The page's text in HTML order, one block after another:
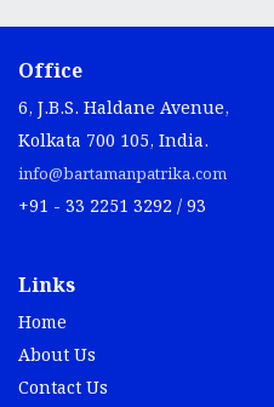
Office
6, J.B.S. Haldane Avenue,
Kolkata 700 105, India.
info@bartamanpatrika.com
+91 - 33 2251 3292 / 93
Links
Home
About Us
Contact Us